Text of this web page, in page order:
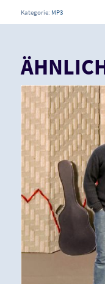
Kategorie: MP3